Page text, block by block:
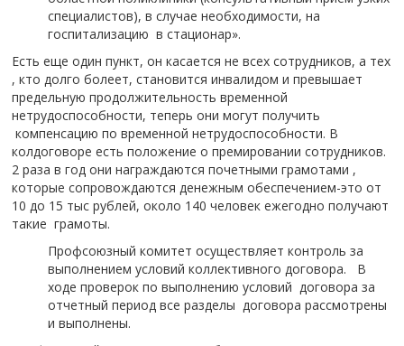
специалистов), в случае необходимости, на
госпитализацию в стационар».
Есть еще один пункт, он касается не всех сотрудников, а тех
, кто долго болеет, становится инвалидом и превышает
предельную продолжительность временной
нетрудоспособности, теперь они могут получить
компенсацию по временной нетрудоспособности. В
колдоговоре есть положение о премировании сотрудников.
2 раза в год они награждаются почетными грамотами ,
которые сопровождаются денежным обеспечением-это от
10 до 15 тыс рублей, около 140 человек ежегодно получают
такие грамоты.
Профсоюзный комитет осуществляет контроль за
выполнением условий коллективного договора. В
ходе проверок по выполнению условий договора за
отчетный период все разделы договора рассмотрены
и выполнены.